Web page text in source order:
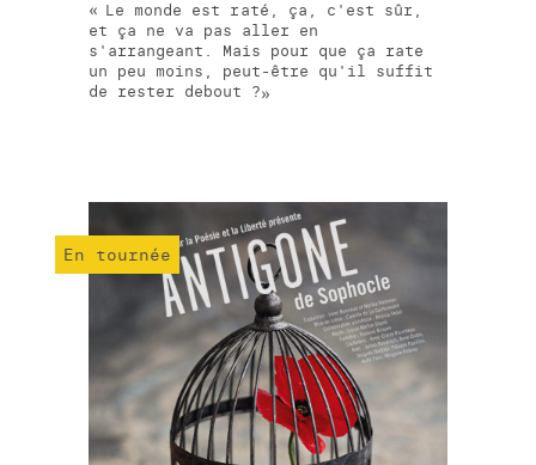
Le monde est raté, ça, c'est sûr,
et ça ne va pas aller en
s'arrangeant. Mais pour que ça rate
un peu moins, peut-être qu'il suffit
de rester debout ?